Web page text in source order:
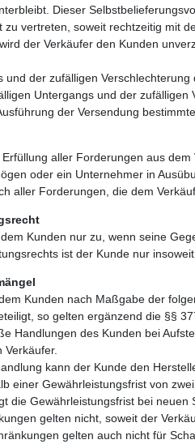
Dieser
zu vertreten, soweit rechtzeitig mit
der Verkäufer den Kunden
und der zufälligen
Untergangs und der
der Versendung
aller Forderungen aus
oder ein Unternehmer in
aller Forderungen, die dem
Kunden nur zu, wenn seine
ist der Kunde nur
Kunden nach Maßgabe der
so gelten ergänzend die §§
Handlungen des Kunden bei
kann der Kunde den
einer Gewährleistungsfrist von
die Gewährleistungsfrist bei
gelten nicht, soweit der
gelten auch nicht für